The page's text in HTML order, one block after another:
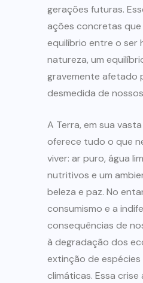
gerações futuras.
ações concretas
equilíbrio entre o ser
natureza, um
gravemente afetado
desmedida de
A Terra, em sua
oferece tudo o que
viver: ar puro, água
nutritivos e um
beleza e paz. No
consumismo e a
consequências de
à degradação dos
extinção de espécies
climáticas. Essa crise